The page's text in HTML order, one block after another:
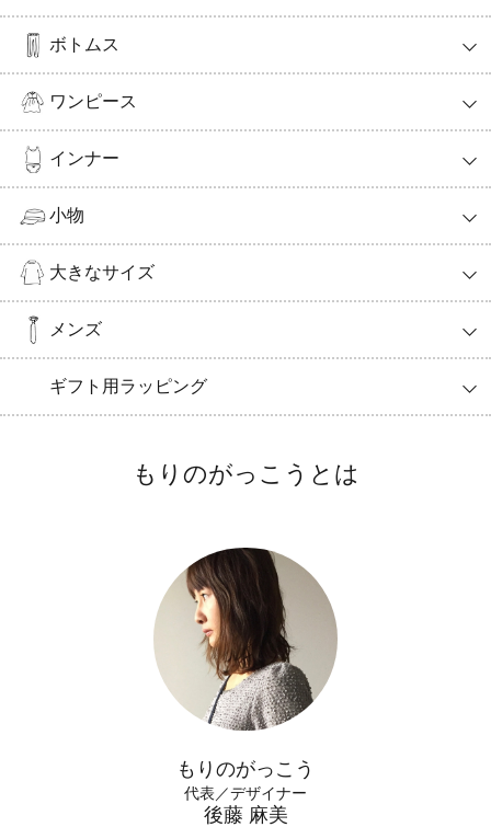
ボトムス
ワンピース
インナー
小物
大きなサイズ
メンズ
ギフト用ラッピング
もりのがっこうとは
もりのがっこう
代表／デザイナー
後藤 麻美